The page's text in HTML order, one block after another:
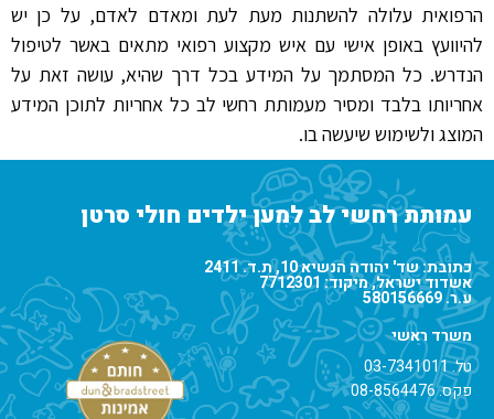
הרפואית עלולה להשתנות מעת לעת ומאדם לאדם, על כן יש
להיוועץ באופן אישי עם איש מקצוע רפואי מתאים באשר לטיפול
הנדרש. כל המסתמך על המידע בכל דרך שהיא, עושה זאת על
אחריותו בלבד ומסיר מעמותת רחשי לב כל אחריות לתוכן המידע
המוצג ולשימוש שיעשה בו.
עמותת רחשי לב למען ילדים חולי סרטן
כתובת: שד' יהודה הנשיא 10, ת.ד. 2411
אשדוד ישראל, מיקוד: 7712301
ע.ר. 580156669
משרד ראשי
טל.03-7341011
פקס. 08-8564476